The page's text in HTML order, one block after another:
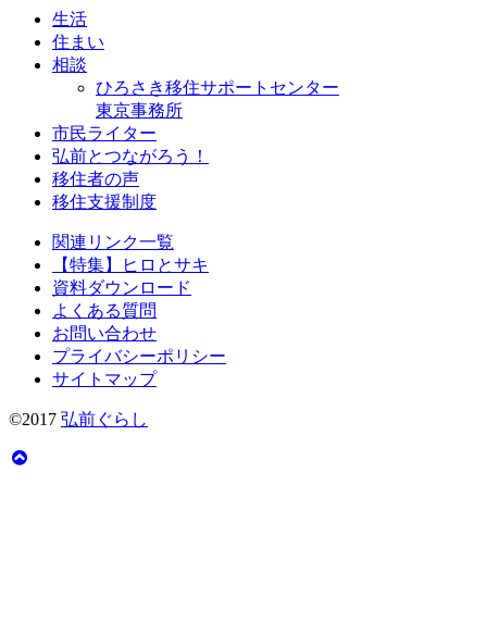
生活
住まい
相談
ひろさき移住サポートセンター
東京事務所
市民ライター
弘前とつながろう！
移住者の声
移住支援制度
関連リンク一覧
【特集】ヒロとサキ
資料ダウンロード
よくある質問
お問い合わせ
プライバシーポリシー
サイトマップ
©2017 弘前ぐらし